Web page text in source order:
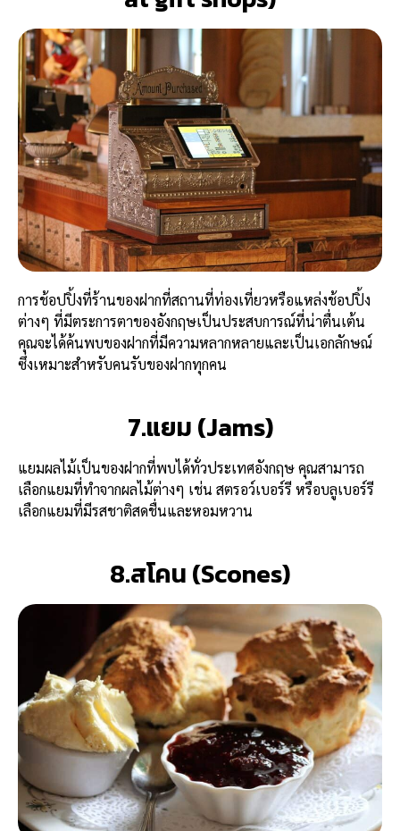
การช้อปปิ้งที่ร้านของฝากที่สถานที่ท่องเที่ยวหรือแหล่งช้อปปิ้ง
ต่างๆ ที่มีตระการตาของอังกฤษเป็นประสบการณ์ที่น่าตื่นเต้น
คุณจะได้ค้นพบของฝากที่มีความหลากหลายและเป็นเอกลักษณ์
ซึ่งเหมาะสำหรับคนรับของฝากทุกคน
7.แยม (Jams)
แยมผลไม้เป็นของฝากที่พบได้ทั่วประเทศอังกฤษ คุณสามารถ
เลือกแยมที่ทำจากผลไม้ต่างๆ เช่น สตรอว์เบอร์รี หรือบลูเบอร์รี
เลือกแยมที่มีรสชาติสดชื่นและหอมหวาน
8.สโคน (Scones)